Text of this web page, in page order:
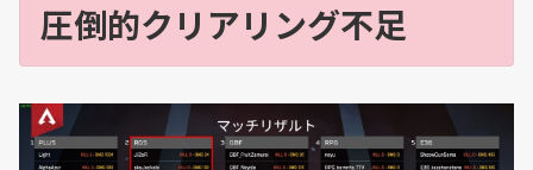
圧倒的クリアリング不足